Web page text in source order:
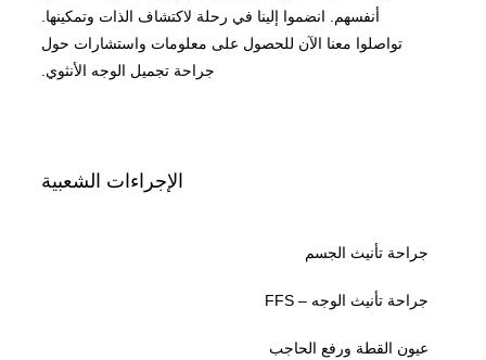
أنفسهم. انضموا إلينا في رحلة لاكتشاف الذات وتمكينها.
تواصلوا معنا الآن للحصول على معلومات واستشارات حول
جراحة تجميل الوجه الأنثوي.
الإجراءات الشعبية
جراحة تأنيث الجسم
جراحة تأنيث الوجه – FFS
عيون القطة ورفع الحاجب